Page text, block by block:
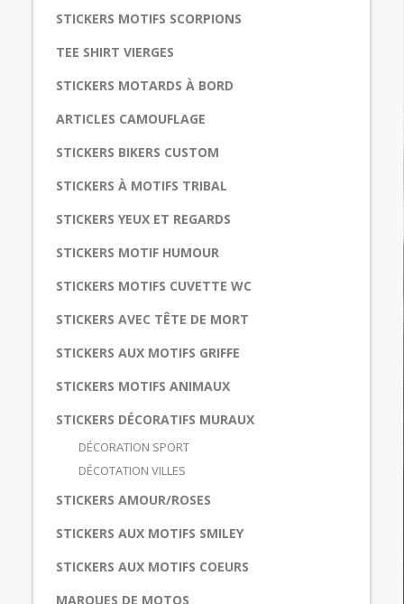
STICKERS MOTIFS SCORPIONS
TEE SHIRT VIERGES
STICKERS MOTARDS À BORD
ARTICLES CAMOUFLAGE
STICKERS BIKERS CUSTOM
STICKERS À MOTIFS TRIBAL
STICKERS YEUX ET REGARDS
STICKERS MOTIF HUMOUR
STICKERS MOTIFS CUVETTE WC
STICKERS AVEC TÊTE DE MORT
STICKERS AUX MOTIFS GRIFFE
STICKERS MOTIFS ANIMAUX
STICKERS DÉCORATIFS MURAUX
DÉCORATION SPORT
DÉCOTATION VILLES
STICKERS AMOUR/ROSES
STICKERS AUX MOTIFS SMILEY
STICKERS AUX MOTIFS COEURS
MARQUES DE MOTOS